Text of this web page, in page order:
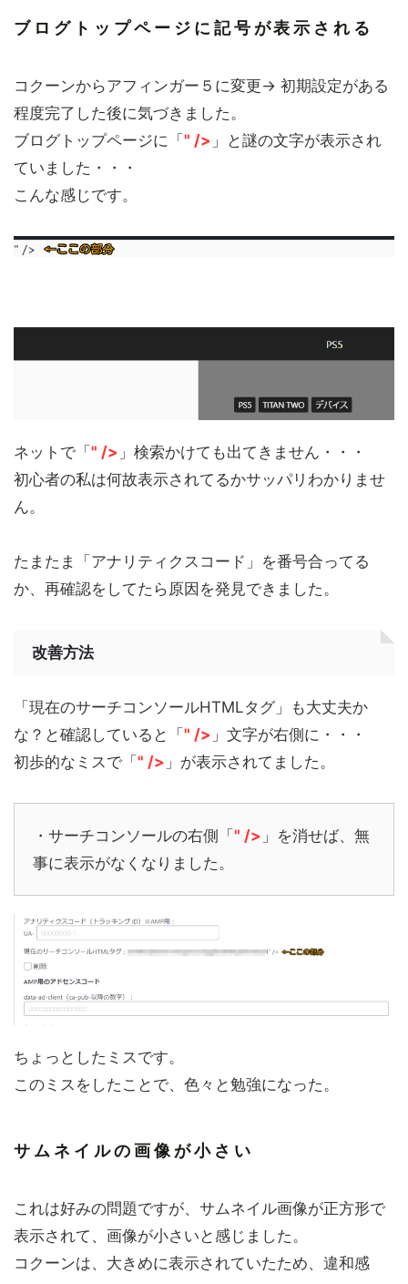
ブログトップページに記号が表示される
コクーンからアフィンガー５に変更→ 初期設定がある
程度完了した後に気づきました。
ブログトップページに「" /> 」と謎の文字が表示され
ていました・・・
こんな感じです。
ネットで「 " /> 」検索かけても出てきません・・・
初心者の私は何故表示されてるかサッパリわかりませ
ん。
たまたま「アナリティクスコード」を番号合ってる
か、再確認をしてたら原因を発見できました。
改善方法
「現在のサーチコンソールHTMLタグ」も大丈夫か
な？と確認していると「 " /> 」文字が右側に・・・
初歩的なミスで「 " /> 」が表示されてました。
・サーチコンソールの右側「 " /> 」を消せば、無
事に表示がなくなりました。
ちょっとしたミスです。
このミスをしたことで、色々と勉強になった。
サムネイルの画像が小さい
これは好みの問題ですが、サムネイル画像が正方形で
表示されて、画像が小さいと感じました。
コクーンは、大きめに表示されていたため、違和感